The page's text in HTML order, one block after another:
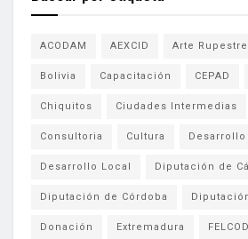
ACODAM AEXCID Arte Rupestre
Bolivia Capacitación CEPAD
Chiquitos Ciudades Intermedias
Consultoria Cultura
Desarrollo Local Diputación de
Diputación de Córdoba
Donación Extremadura